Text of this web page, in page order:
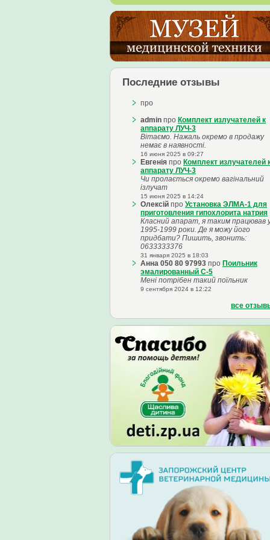
Последние отзывы
про
admin про Комплект излучателей к
аппарату ЛУЧ-3
Вітаємо. Нажаль окремо в продажу
немає в наявності.
16 июня 2025 в 09:27
Евгенія про Комплект излучателей
аппарату ЛУЧ-3
Чи пролається окремо вагінальний
ізлучат
15 июня 2025 в 14:24
Олексій про Установка ЭЛМА-1 для
приготовления гипохлорита натрия
Класний апарат, я таким працював
1995-1999 роки. Де я можу його
придбати? Пишить, звонить:
0633333376
31 января 2025 в 18:03
Анна 050 80 97993 про Поильник
эмалированный С-5
Мені потрібен такий поїльник
9 сентября 2024 в 12:22
все